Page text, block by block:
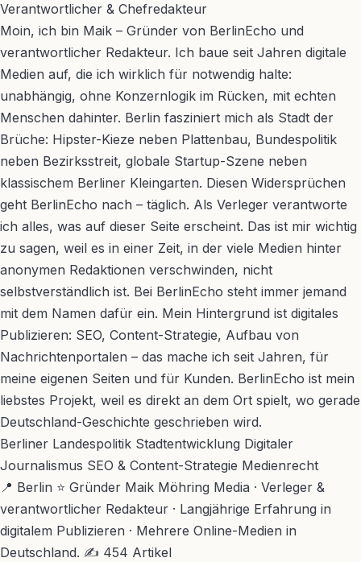
Verantwortlicher & Chefredakteur
Moin, ich bin Maik – Gründer von BerlinEcho und
verantwortlicher Redakteur. Ich baue seit Jahren digitale
Medien auf, die ich wirklich für notwendig halte:
unabhängig, ohne Konzernlogik im Rücken, mit echten
Menschen dahinter. Berlin fasziniert mich als Stadt der
Brüche: Hipster-Kieze neben Plattenbau, Bundespolitik
neben Bezirksstreit, globale Startup-Szene neben
klassischem Berliner Kleingarten. Diesen Widersprüchen
geht BerlinEcho nach – täglich. Als Verleger verantworte
ich alles, was auf dieser Seite erscheint. Das ist mir wichtig
zu sagen, weil es in einer Zeit, in der viele Medien hinter
anonymen Redaktionen verschwinden, nicht
selbstverständlich ist. Bei BerlinEcho steht immer jemand
mit dem Namen dafür ein. Mein Hintergrund ist digitales
Publizieren: SEO, Content-Strategie, Aufbau von
Nachrichtenportalen – das mache ich seit Jahren, für
meine eigenen Seiten und für Kunden. BerlinEcho ist mein
liebstes Projekt, weil es direkt an dem Ort spielt, wo gerade
Deutschland-Geschichte geschrieben wird.
Berliner Landespolitik Stadtentwicklung Digitaler
Journalismus SEO & Content-Strategie Medienrecht
📍 Berlin ⭐ Gründer Maik Möhring Media · Verleger &
verantwortlicher Redakteur · Langjährige Erfahrung in
digitalem Publizieren · Mehrere Online-Medien in
Deutschland. ✍ 454 Artikel